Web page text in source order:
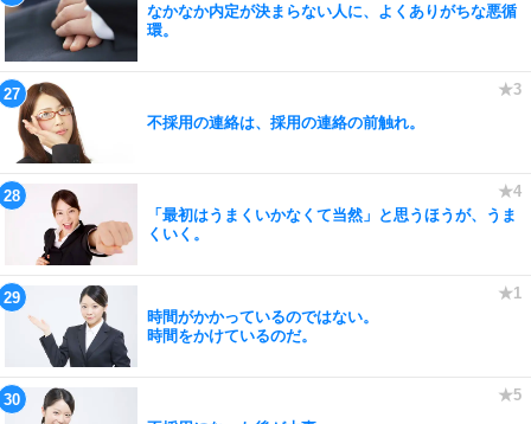
なかなか内定が決まらない人に、よくありがちな悪循
環。
不採用の連絡は、採用の連絡の前触れ。
「最初はうまくいかなくて当然」と思うほうが、うま
くいく。
時間がかかっているのではない。
時間をかけているのだ。